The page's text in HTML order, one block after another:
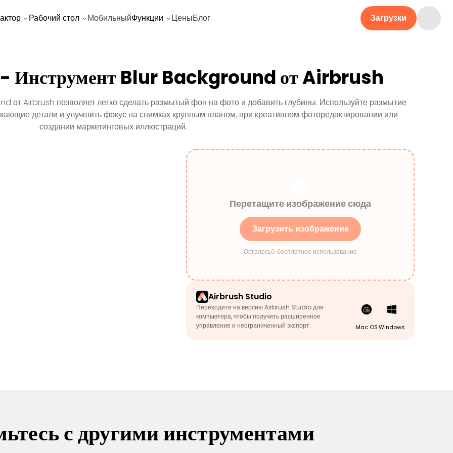
Рабочий стол МобильныйФункции ЦеныБлог Загрузки
Инструмент Blur Background от Airbrush
Airbrush позволяет легко сделать размытый фон на фото и добавить глубины. Используйте размытие
детали и улучшить фокус на снимках крупным планом, при креативном фоторедактировании или
создании маркетинговых иллюстраций.
Перетащите изображение сюда
Загрузить изображение
Осталось0 бесплатное использование
Airbrush Studio
Переходите на версию Airbrush Studio для
компьютера, чтобы получить расширенное
управление и неограниченный экспорт.
Mac OSWindows
с другими инструментами